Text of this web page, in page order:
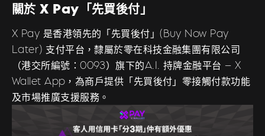
關於 X Pay「先買後付」
X Pay 是香港領先的「先買後付」(Buy Now Pay
Later) 支付平台，隸屬於零在科技金融集團有限公司
（港交所編號：0093）旗下的A.I. 持牌金融平台 – X
Wallet App，為商戶提供「先買後付」零接觸付款功能
及市場推廣支援服務。